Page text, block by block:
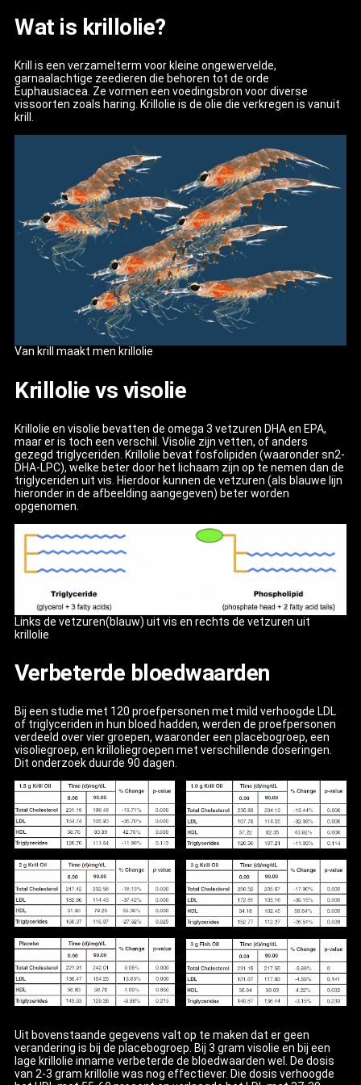
Wat is krillolie?
Krill is een verzamelterm voor kleine ongewervelde,
garnaalachtige zeedieren die behoren tot de orde
Euphausiacea. Ze vormen een voedingsbron voor diverse
vissoorten zoals haring. Krillolie is de olie die verkregen is vanuit
krill.
Van krill maakt men krillolie
Krillolie vs visolie
Krillolie en visolie bevatten de omega 3 vetzuren DHA en EPA,
maar er is toch een verschil. Visolie zijn vetten, of anders
gezegd triglyceriden. Krillolie bevat fosfolipiden (waaronder sn2-
DHA-LPC), welke beter door het lichaam zijn op te nemen dan de
triglyceriden uit vis. Hierdoor kunnen de vetzuren (als blauwe lijn
hieronder in de afbeelding aangegeven) beter worden
opgenomen.
Links de vetzuren(blauw) uit vis en rechts de vetzuren uit
krillolie
Verbeterde bloedwaarden
Bij een studie met 120 proefpersonen met mild verhoogde LDL
of triglyceriden in hun bloed hadden, werden de proefpersonen
verdeeld over vier groepen, waaronder een placebogroep, een
visoliegroep, en krilloliegroepen met verschillende doseringen.
Dit onderzoek duurde 90 dagen.
Uit bovenstaande gegevens valt op te maken dat er geen
verandering is bij de placebogroep. Bij 3 gram visolie en bij een
lage krillolie inname verbeterde de bloedwaarden wel. De dosis
van 2-3 gram krillolie was nog effectiever. Die dosis verhoogde